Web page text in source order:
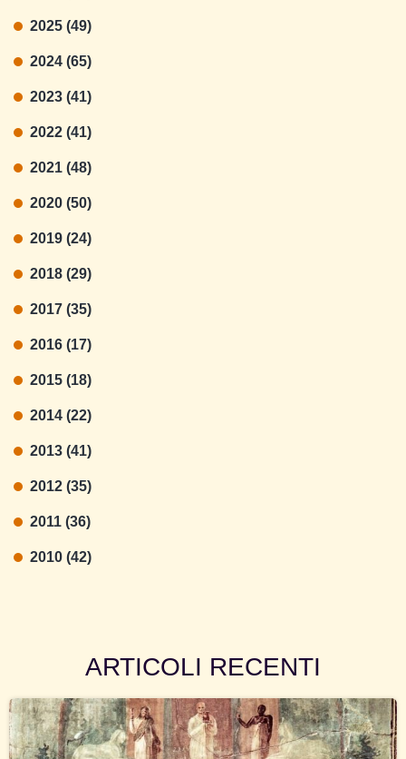
2025 (49)
2024 (65)
2023 (41)
2022 (41)
2021 (48)
2020 (50)
2019 (24)
2018 (29)
2017 (35)
2016 (17)
2015 (18)
2014 (22)
2013 (41)
2012 (35)
2011 (36)
2010 (42)
ARTICOLI RECENTI